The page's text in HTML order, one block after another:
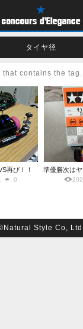
タイヤ径
that contains the tag.
再び！！
0
準優勝次は
Style Co, Ltd.